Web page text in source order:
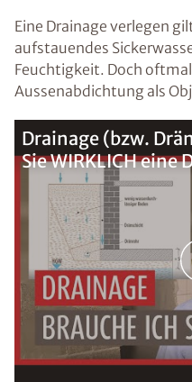
Eine Drainage verlegen
aufstauendes
Feuchtigkeit. Doch
Aussenabdichtung als
Drainage (bzw.
Sie WIRKLICH eine